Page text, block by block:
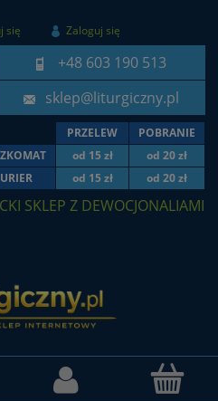
się Zaloguj się
+48 603 190 513
sklep@liturgiczny.pl
PRZELEW POBRANIE
od 15 zł od 20 zł
od 15 zł od 20 zł
SKLEP Z DEWOCJONALIAMI